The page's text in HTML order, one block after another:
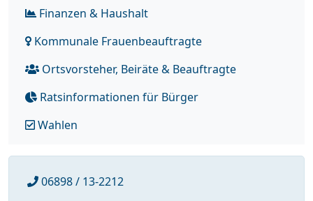
Finanzen & Haushalt
Kommunale Frauenbeauftragte
Ortsvorsteher, Beiräte & Beauftragte
Ratsinformationen für Bürger
Wahlen
06898 / 13-2212